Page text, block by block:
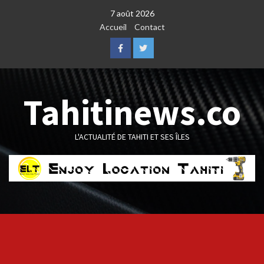
7 août 2026
Accueil
Contact
FacebookTwitter
Tahitinews.co
L'ACTUALITÉ DE TAHITI ET SES ÎLES